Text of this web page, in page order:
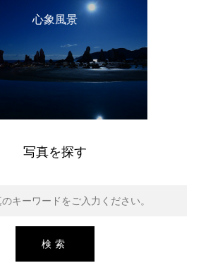
心象風景
写真を探す